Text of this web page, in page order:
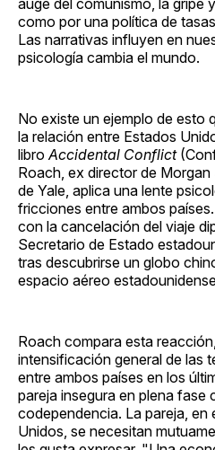
como por una política de
Las narrativas influyen en
psicología cambia el mundo.
No existe un ejemplo de esto
la relación entre Estados
libro Accidental Conflict
Roach, ex director de
de Yale, aplica una lente
fricciones entre ambos
con la cancelación del viaje
Secretario de Estado
tras descubrirse un globo
espacio aéreo
Roach compara esta
intensificación general de las
entre ambos países en los
pareja insegura en plena fase
codependencia. La pareja, en
Unidos, se necesitan